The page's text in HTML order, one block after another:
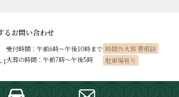
るお問い合わせ
1
受付時間：午前6時〜午後10時まで
火葬の時間：午前7時～午後5時
時間外火葬 要相談
駐車場有り